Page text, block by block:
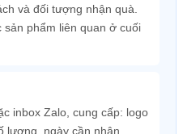
và đối tượng nhận quà.
sản phẩm liên quan ở cuối
inbox Zalo, cung cấp: logo
lượng, ngày cần nhận